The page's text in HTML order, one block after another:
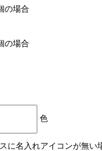
の場合
の場合
色
に名入れアイコンが無い